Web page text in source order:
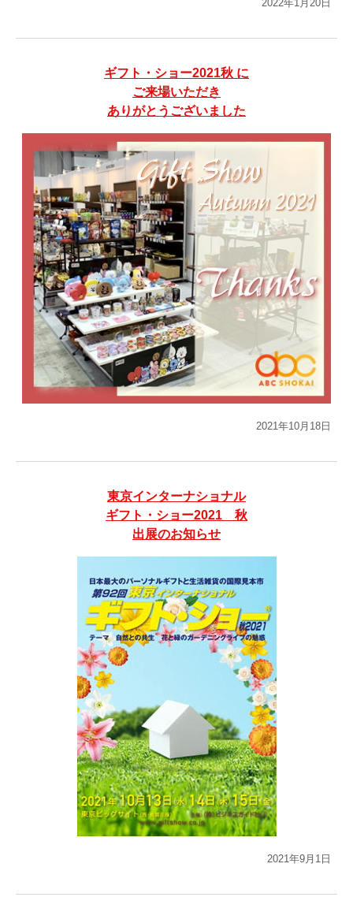
2022年1月20日
ギフト・ショー2021秋 に
ご来場いただき
ありがとうございました
2021年10月18日
東京インターナショナル
ギフト・ショー2021 秋
出展のお知らせ
2021年9月1日